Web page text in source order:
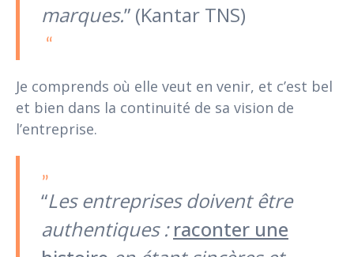
marques.” (Kantar TNS)
Je comprends où elle veut en venir, et c’est bel
et bien dans la continuité de sa vision de
l’entreprise.
“Les entreprises doivent être
authentiques :raconter une